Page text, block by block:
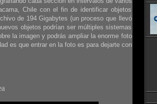
Chile con el fin de identificar objetos
de 194 Gigabytes (un proceso que llevó
objetos podrían ser múltiples sistemas
la imagen y podrás ampliar la enorme foto
es que entrar en la foto es para dejarte con